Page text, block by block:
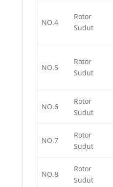
NO.4
Rotor
Sudut
NO.5
Rotor
Sudut
NO.6
Rotor
Sudut
NO.7
Rotor
Sudut
NO.8
Rotor
Sudut